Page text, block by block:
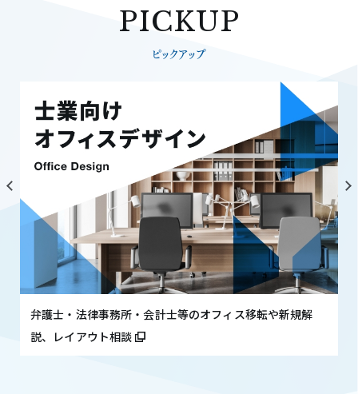
PICKUP
ピックアップ
弁護士・法律事務所・会計士等のオフィス移転や新規解
説、レイアウト相談